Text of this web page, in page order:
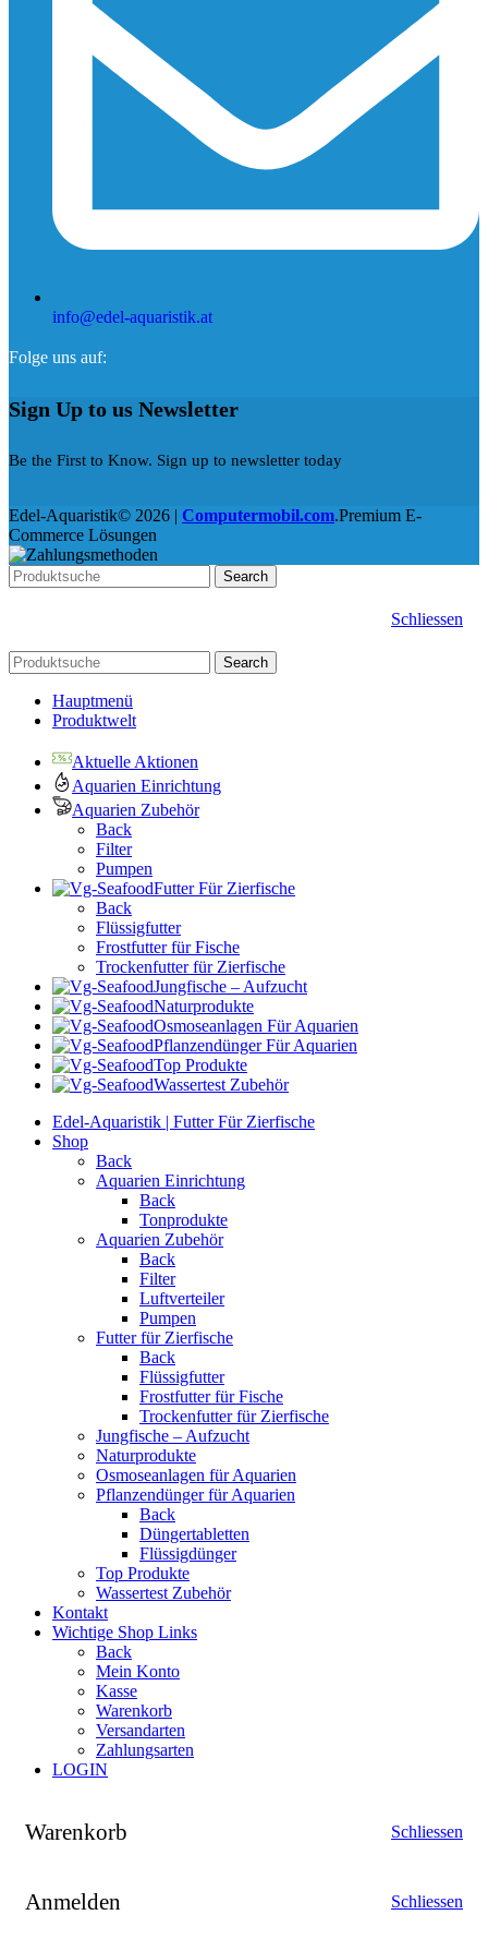
info@edel-aquaristik.at
Folge uns auf:
Sign Up to us Newsletter
Be the First to Know. Sign up to newsletter today
Edel-Aquaristik© 2026 | Computermobil.com.Premium E-
Commerce Lösungen
Search
Schliessen
Search
Hauptmenü
Produktwelt
Aktuelle Aktionen
Aquarien Einrichtung
Aquarien Zubehör
Back
Filter
Pumpen
Futter Für Zierfische
Back
Flüssigfutter
Frostfutter für Fische
Trockenfutter für Zierfische
Jungfische – Aufzucht
Naturprodukte
Osmoseanlagen Für Aquarien
Pflanzendünger Für Aquarien
Top Produkte
Wassertest Zubehör
Edel-Aquaristik | Futter Für Zierfische
Shop
Back
Aquarien Einrichtung
Back
Tonprodukte
Aquarien Zubehör
Back
Filter
Luftverteiler
Pumpen
Futter für Zierfische
Back
Flüssigfutter
Frostfutter für Fische
Trockenfutter für Zierfische
Jungfische – Aufzucht
Naturprodukte
Osmoseanlagen für Aquarien
Pflanzendünger für Aquarien
Back
Düngertabletten
Flüssigdünger
Top Produkte
Wassertest Zubehör
Kontakt
Wichtige Shop Links
Back
Mein Konto
Kasse
Warenkorb
Versandarten
Zahlungsarten
LOGIN
Warenkorb Schliessen
Anmelden Schliessen